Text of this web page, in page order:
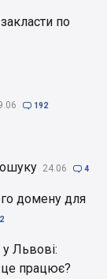
закласти по
 192
24.06  4
домену для
2
Львові:
це працює?